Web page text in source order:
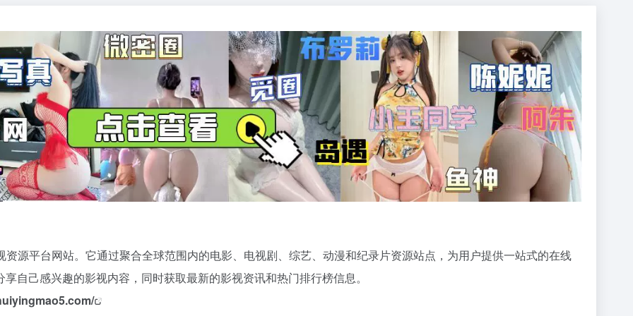
资源平台网站。它通过聚合全球范围内的电影、电视剧、综艺、动漫和纪录片资源站点，为用户提供一站式的在线
自己感兴趣的影视内容，同时获取最新的影视资讯和热门排行榜信息。